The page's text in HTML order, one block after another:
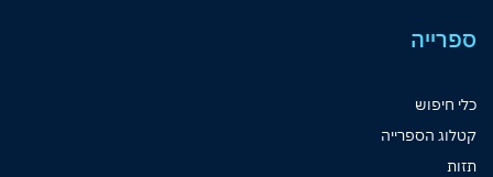
ספרייה
כלי חיפוש
קטלוג הספרייה
תזות